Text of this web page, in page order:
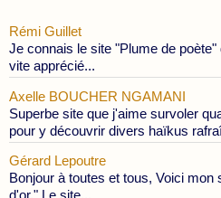
Rémi Guillet
Je connais le site "Plume de
vite apprécié...
Axelle BOUCHER NGAMANI
Superbe site que j'aime survoler
pour y découvrir divers haïkus
Gérard Lepoutre
Bonjour à toutes et tous, Voici